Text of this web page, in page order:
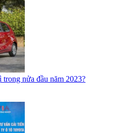
nửa đầu năm 2023?